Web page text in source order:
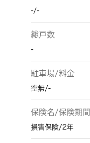
-/-
総戸数
-
駐車場/料金
空無/-
保険名/保険期間
損害保険/2年